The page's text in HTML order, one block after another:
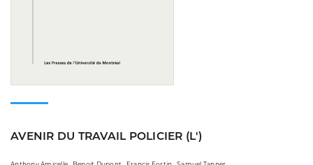
AVENIR DU TRAVAIL POLICIER (L')